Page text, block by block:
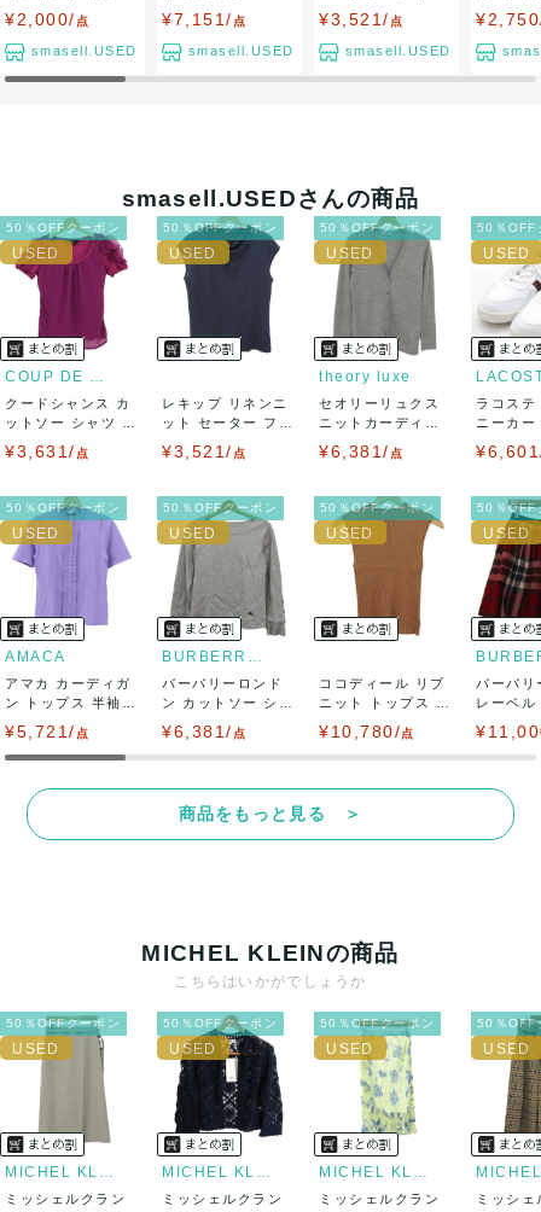
て対応致しますので、ご連絡お願い致します。
出荷
送料： ¥1,650 (見込み)
送料表を確認する
出荷目安：5営業日以内
出荷予定日：なるべく最短で発送致します。
兵庫県から出荷
ランド 黒 ...
¥2,000/ 点
smasell.USED
グ ハンドバッグ...
¥7,151/ 点
smasell.USED
ッグ 2way...
¥3,521/ 点
smasell.USED
花柄 ウ
smasell.USEDさんの商品
50％OFFクーポン
COUP DE CHANCE
クードシャンス カ
ットソー シャツ 半
¥3,631/ 点
50％OFFクーポン
レキップ リネンニ
ット セーター フレ
¥3,521/ 点
50％OFFクーポン
theory luxe
セオリーリュクス
ニットカーディガ
¥6,381/ 点
50％OFF
ラコステ
ニーカ
50％OFFクーポン
AMACA
アマカ カーディガ
ン トップス 半袖
¥5,721/ 点
50％OFFクーポン
BURBERRY LONDON
バーバリーロンド
ン カットソー シャ
¥6,381/ 点
50％OFFクーポン
ココディール リブ
ニット トップス ノ
¥10,780/点
50％OFF
バーバリ
レーベル
商品をもっと見る ＞
MICHEL KLEINの商品
こちらはいかがでしょうか
50％OFFクーポン
MICHEL KLEIN
ミッシェルクラン
50％OFFクーポン
MICHEL KLEIN
ミッシェルクラン
50％OFFクーポン
MICHEL KLEIN
ミッシェルクラン
50％OFF
ミッシ